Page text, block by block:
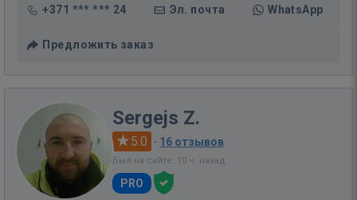
+371 *** *** 24 Эл. почта WhatsApp
Предложить заказ
Sergejs Z.
5.0 · 16 отзывов
Был на сайте: 10 ч. назад
PRO